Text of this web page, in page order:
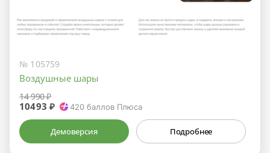
№ 105759
Воздушные шары
14 990 ₽
10493 ₽ 420 баллов Плюса
Демоверсия Подробнее